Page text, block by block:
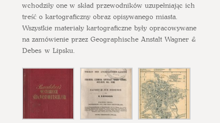
wchodziły one w skład przewodników uzupełniając ich
treść o kartograficzny obraz opisywanego miasta.
Wszystkie materiały kartograficzne były opracowywane
na zamówienie przez Geographische Anstalt Wagner &
Debes w Lipsku.